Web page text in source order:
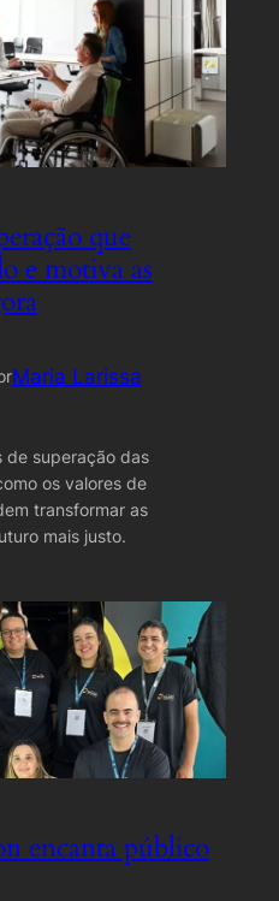
que
e motiva as
Maria Larissa
de superação das
os valores de
transformar as
mais justo.
encanta público